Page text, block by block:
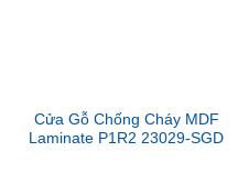
Cửa Gỗ Chống Cháy MDF
Laminate P1R2 23029-SGD